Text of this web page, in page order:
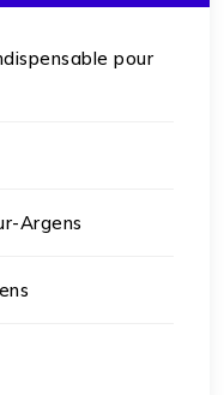
pour
Argens